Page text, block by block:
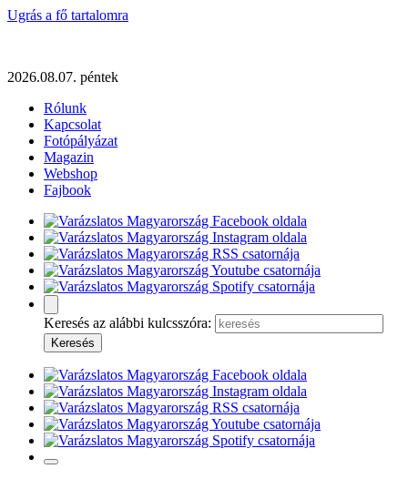
Ugrás a fő tartalomra
2026.08.07. péntek
Rólunk
Kapcsolat
Fotópályázat
Magazin
Webshop
Fajbook
Keresés az alábbi kulcsszóra: